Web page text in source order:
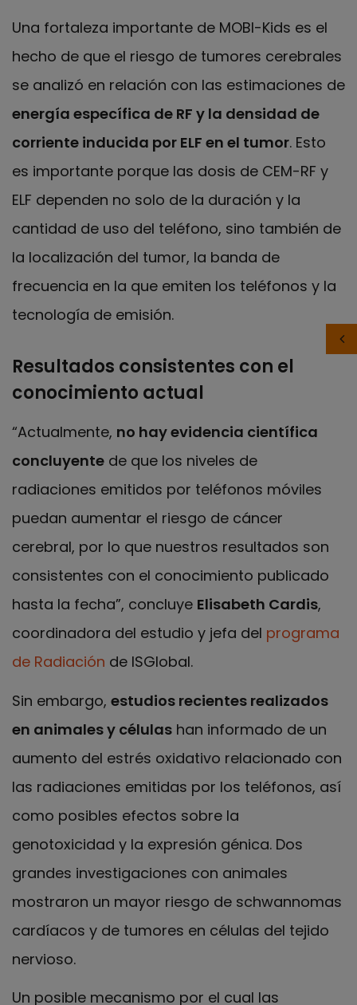
Una fortaleza importante de MOBI-Kids es el
hecho de que el riesgo de tumores cerebrales
se analizó en relación con las estimaciones de
energía específica de RF y la densidad de
corriente inducida por ELF en el tumor. Esto
es importante porque las dosis de CEM-RF y
ELF dependen no solo de la duración y la
cantidad de uso del teléfono, sino también de
la localización del tumor, la banda de
frecuencia en la que emiten los teléfonos y la
tecnología de emisión.
Resultados consistentes con el
conocimiento actual
“Actualmente, no hay evidencia científica
concluyente de que los niveles de
radiaciones emitidos por teléfonos móviles
puedan aumentar el riesgo de cáncer
cerebral, por lo que nuestros resultados son
consistentes con el conocimiento publicado
hasta la fecha”, concluye Elisabeth Cardis,
coordinadora del estudio y jefa del programa
de Radiación de ISGlobal.
Sin embargo, estudios recientes realizados
en animales y células han informado de un
aumento del estrés oxidativo relacionado con
las radiaciones emitidas por los teléfonos, así
como posibles efectos sobre la
genotoxicidad y la expresión génica. Dos
grandes investigaciones con animales
mostraron un mayor riesgo de schwannomas
cardíacos y de tumores en células del tejido
nervioso.
Un posible mecanismo por el cual las